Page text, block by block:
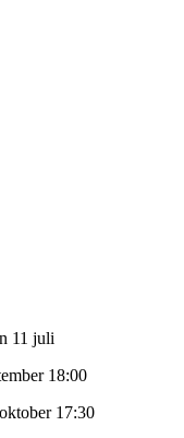
11 juli
18:00
17:30